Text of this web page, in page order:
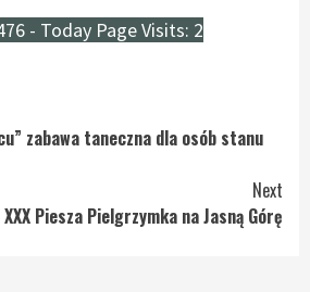
- Today Page Visits: 2
zabawa taneczna dla osób stanu
Next
XXX Piesza Pielgrzymka na Jasną Górę